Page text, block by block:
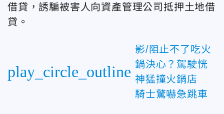
借貸，誘騙被害人向資產管理公司抵押土地借
貸。
play_circle_outline
影/阻止不了吃火
鍋決心？駕駛恍
神猛撞火鍋店
騎士驚嚇急跳車